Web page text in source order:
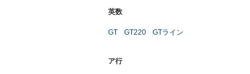
英数
GT GT220 GTライン
ア行